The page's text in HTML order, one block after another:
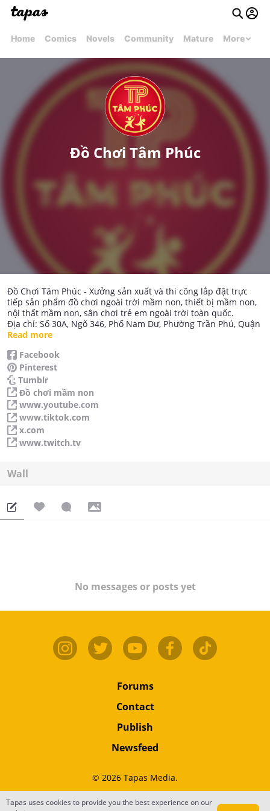
Home Comics Novels Community Mature More
Đồ Chơi Tâm Phúc
Đồ Chơi Tâm Phúc - Xưởng sản xuất và thi công lắp đặt trực
tiếp sản phẩm đồ chơi ngoài trời mầm non, thiết bị mầm non,
nội thất mầm non, sân chơi trẻ em ngoài trời toàn quốc.
Địa chỉ: Số 30A, Ngõ 346, Phố Nam Dư, Phường Trần Phú, Quận
Hoàng Mai, Hà Nội
Website: https://dochoitamphuc.com/
Read more
Facebook
Pinterest
Tumblr
Đồ chơi mầm non
www.youtube.com
www.tiktok.com
x.com
www.twitch.tv
Wall
No messages or posts yet
Forums
Contact
Publish
Newsfeed
© 2026 Tapas Media.
Terms •Privacy•Content
Tapas uses cookies to provide you the best experience on our